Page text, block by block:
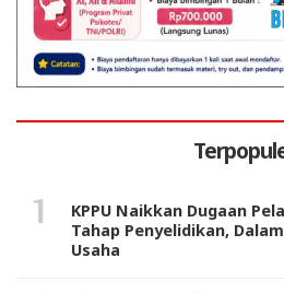
KPPU Naikkan Dugaan
Tahap Penyelidikan,
Usaha